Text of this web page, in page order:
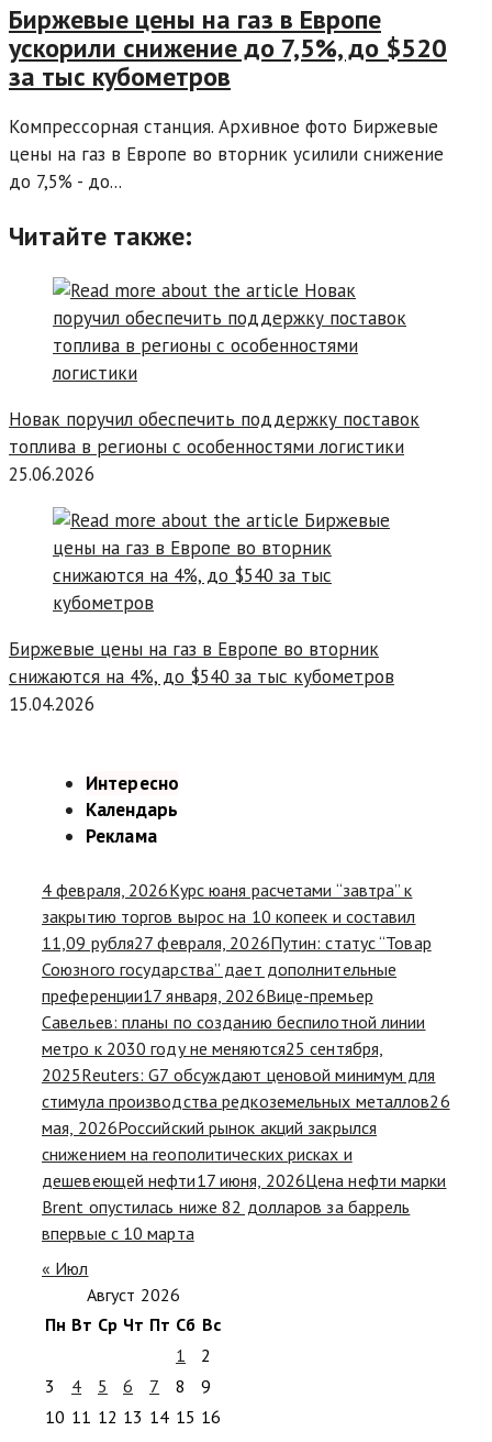
Биржевые цены на газ в Европе
ускорили снижение до 7,5%, до $520
за тыс кубометров
Компрессорная станция. Архивное фото Биржевые
цены на газ в Европе во вторник усилили снижение
до 7,5% - до...
Читайте также:
Новак поручил обеспечить поддержку поставок
топлива в регионы с особенностями логистики
25.06.2026
Биржевые цены на газ в Европе во вторник
снижаются на 4%, до $540 за тыс кубометров
15.04.2026
Интересно
Календарь
Реклама
4 февраля, 2026Курс юаня расчетами “завтра” к
закрытию торгов вырос на 10 копеек и составил
11,09 рубля27 февраля, 2026Путин: статус “Товар
Союзного государства” дает дополнительные
преференции17 января, 2026Вице-премьер
Савельев: планы по созданию беспилотной линии
метро к 2030 году не меняются25 сентября,
2025Reuters: G7 обсуждают ценовой минимум для
стимула производства редкоземельных металлов26
мая, 2026Российский рынок акций закрылся
снижением на геополитических рисках и
дешевеющей нефти17 июня, 2026Цена нефти марки
Brent опустилась ниже 82 долларов за баррель
впервые с 10 марта
« Июл
Август 2026
Пн Вт Ср Чт Пт Сб Вс
1
2
3
4 5 6 7 8
9
10 11 12 13 14 15 16